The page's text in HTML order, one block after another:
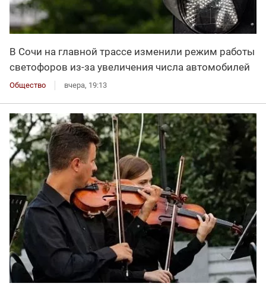
В Сочи на главной трассе изменили режим работы
светофоров из-за увеличения числа автомобилей
Общество вчера, 19:13